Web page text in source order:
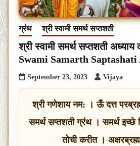
ग्रंथ श्री स्वामी समर्थ सप्तशती
श्री स्वामी समर्थ सप्तशती अध्याय
Swami Samarth Saptashati
September 23, 2023 Vijaya
श्री गणेशाय नम: । ऊँ दत्त
समर्थ सप्तशती ग्रंथ । समर्थ इच्छे
तोची करीत ।